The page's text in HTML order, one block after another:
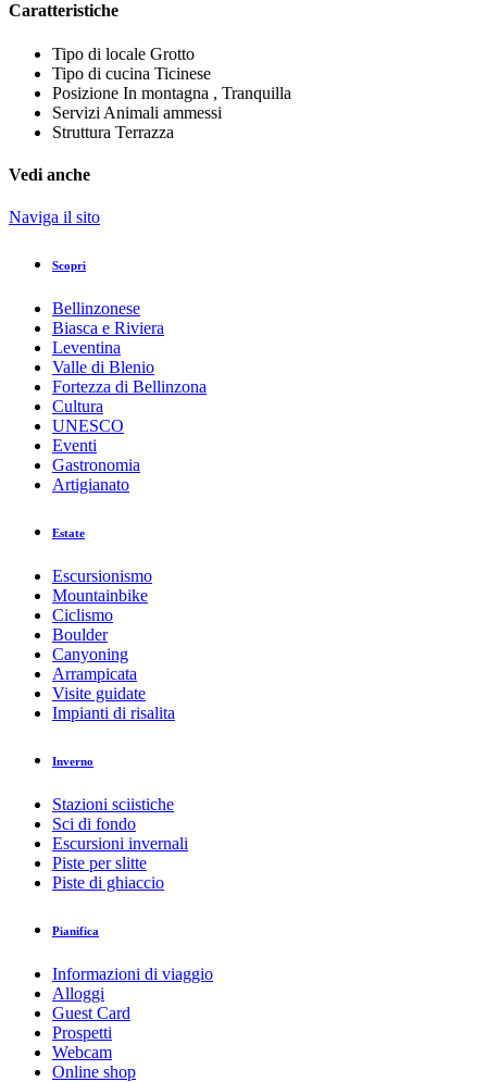
Caratteristiche
Tipo di locale Grotto
Tipo di cucina Ticinese
Posizione In montagna , Tranquilla
Servizi Animali ammessi
Struttura Terrazza
Vedi anche
Naviga il sito
Scopri
Bellinzonese
Biasca e Riviera
Leventina
Valle di Blenio
Fortezza di Bellinzona
Cultura
UNESCO
Eventi
Gastronomia
Artigianato
Estate
Escursionismo
Mountainbike
Ciclismo
Boulder
Canyoning
Arrampicata
Visite guidate
Impianti di risalita
Inverno
Stazioni sciistiche
Sci di fondo
Escursioni invernali
Piste per slitte
Piste di ghiaccio
Pianifica
Informazioni di viaggio
Alloggi
Guest Card
Prospetti
Webcam
Online shop